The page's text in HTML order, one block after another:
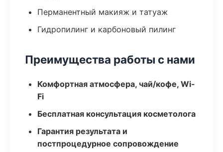
Перманентный макияж и татуаж
Гидропилинг и карбоновый пилинг
Преимущества работы с нами
Комфортная атмосфера, чай/кофе, Wi-
Fi
Бесплатная консультация косметолога
Гарантия результата и
постпроцедурное сопровождение